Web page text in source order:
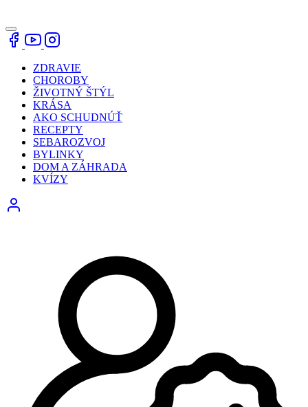
ZDRAVIE
CHOROBY
ŽIVOTNÝ ŠTÝL
KRÁSA
AKO SCHUDNÚŤ
RECEPTY
SEBAROZVOJ
BYLINKY
DOM A ZÁHRADA
KVÍZY